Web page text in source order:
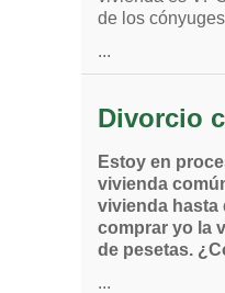
de los
...
Divorcio
Estoy en
vivienda
vivienda hasta
comprar yo la
de pesetas.
...